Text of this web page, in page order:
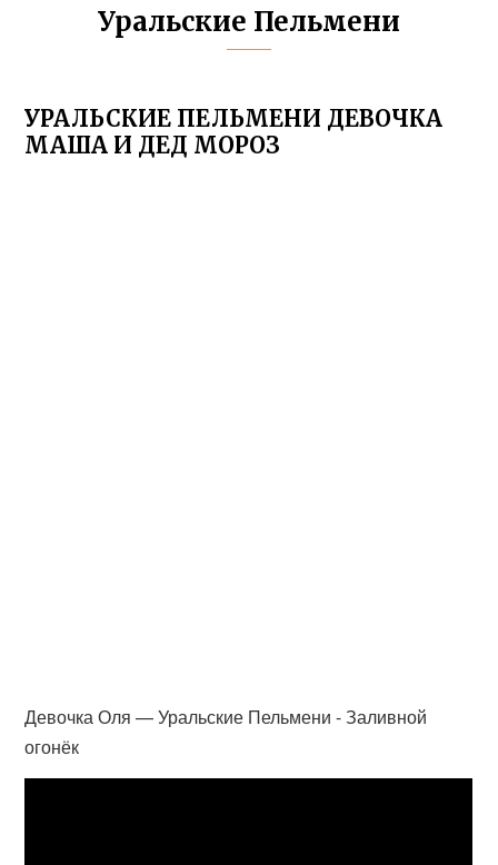
Уральские Пельмени
УРАЛЬСКИЕ ПЕЛЬМЕНИ ДЕВОЧКА
МАША И ДЕД МОРОЗ
Девочка Оля — Уральские Пельмени - Заливной
огонёк